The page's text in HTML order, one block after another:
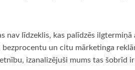
līdzeklis, kas palīdzēs
un citu mārketinga
izanalizējuši mums tas šobrīd